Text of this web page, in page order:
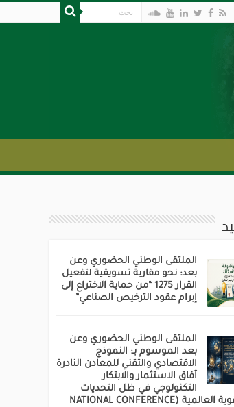
الملتقى الوطني الحضوري وعن
بعد: نحو مقاربة تسويقية لتفعيل
القرار 1275 “من حماية الاختراع إلى
إبرام عقود الترخيص الصناعي”
الملتقى الوطني الحضوري وعن
بعد الموسوم بـ: النموذج
الاقتصادي والتقني للمعادن النادرة
آفاق الاستثمار والابتكار
التكنولوجي في ظل التحديات
الطاقوية العالمية (NATIONAL CONFERENCE